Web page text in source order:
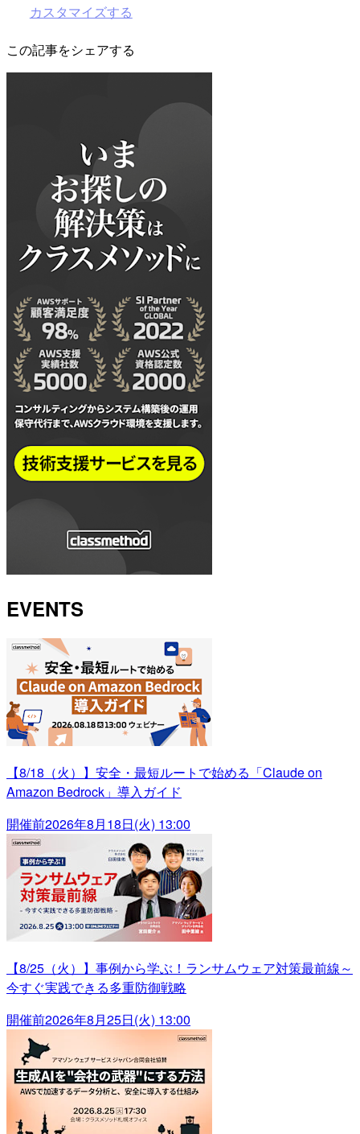
カスタマイズする
この記事をシェアする
EVENTS
【8/18（火）】安全・最短ルートで始める「Claude on
Amazon Bedrock」導入ガイド
開催前2026年8月18日(火) 13:00
【8/25（火）】事例から学ぶ！ランサムウェア対策最前線～
今すぐ実践できる多重防御戦略
開催前2026年8月25日(火) 13:00